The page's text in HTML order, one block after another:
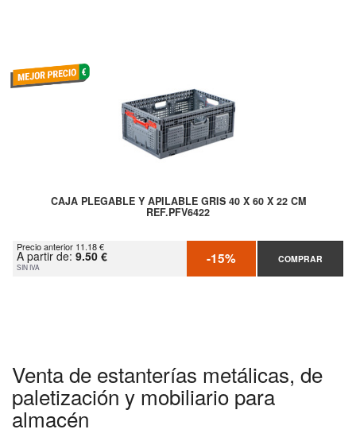
CAJA PLEGABLE Y APILABLE GRIS 40 X 60 X 22 CM
REF.PFV6422
Precio anterior 11.18 €
A partir de: 9.50 €
SIN IVA -15% COMPRAR
Venta de estanterías metálicas, de
paletización y mobiliario para
almacén